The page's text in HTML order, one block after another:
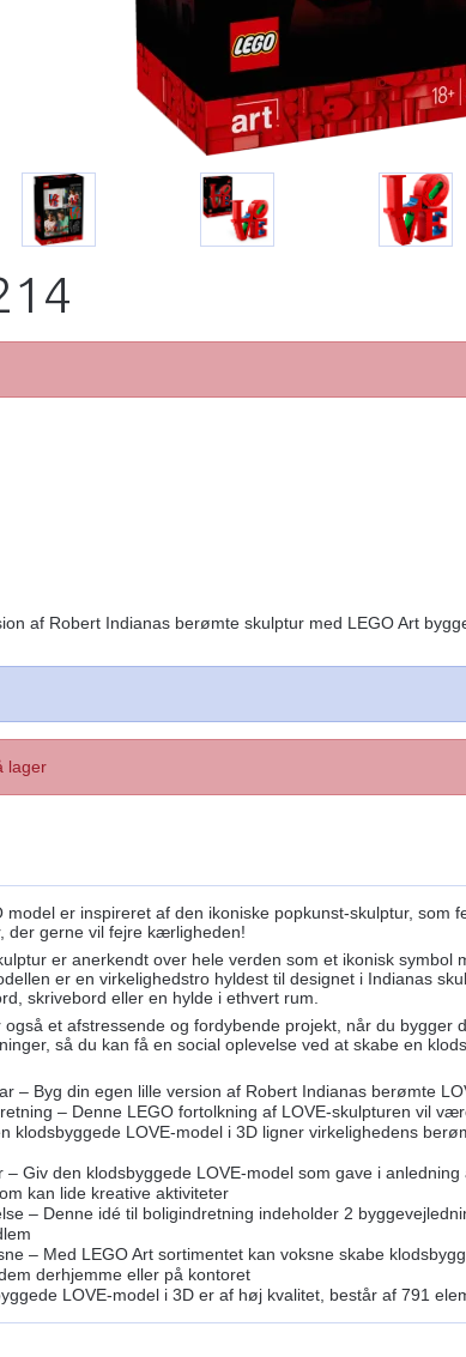
af Robert Indianas berømte skulptur med LEGO Art
lager
model er inspireret af den ikoniske popkunst-skulptur,
der gerne vil fejre kærligheden!
er anerkendt over hele verden som et ikonisk
er en virkelighedstro hyldest til designet i Indianas
skrivebord eller en hylde i ethvert rum.
et afstressende og fordybende projekt, når du bygger
så du kan få en social oplevelse ved at skabe en
– Byg din egen lille version af Robert Indianas berømte
– Denne LEGO fortolkning af LOVE-skulpturen vil
klodsbyggede LOVE-model i 3D ligner virkelighedens
– Giv den klodsbyggede LOVE-model som gave i
kan lide kreative aktiviteter
– Denne idé til boligindretning indeholder 2
– Med LEGO Art sortimentet kan voksne skabe
derhjemme eller på kontoret
LOVE-model i 3D er af høj kvalitet, består af 791